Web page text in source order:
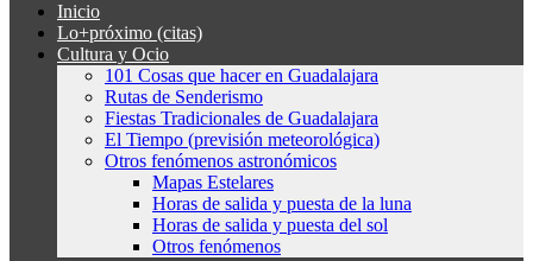
Inicio
Lo+próximo (citas)
Cultura y Ocio
101 Cosas que hacer en Guadalajara
Rutas de Senderismo
Fiestas Tradicionales de Guadalajara
El Tiempo (previsión meteorológica)
Otros fenómenos astronómicos
Mapas Estelares
Horas de salida y puesta de la luna
Horas de salida y puesta del sol
Otros fenómenos